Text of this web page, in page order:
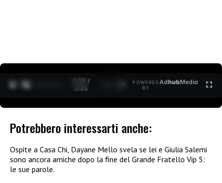
0:28 /
3:35
POWERED
BY
AdhubMedia
Potrebbero interessarti anche:
Ospite a Casa Chi, Dayane Mello svela se lei e Giulia Salemi
sono ancora amiche dopo la fine del Grande Fratello Vip 5:
le sue parole.